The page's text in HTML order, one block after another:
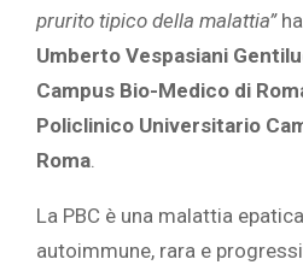
prurito tipico della malattia”
Umberto Vespasiani
Campus Bio-Medico di
Policlinico Universitario
Roma.
La PBC è una malattia
autoimmune, rara e